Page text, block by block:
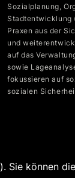
Sozialplanung,
Stadtentwicklung
Praxen aus der
und
auf das
sowie
fokussieren auf
sozialen
). Sie können